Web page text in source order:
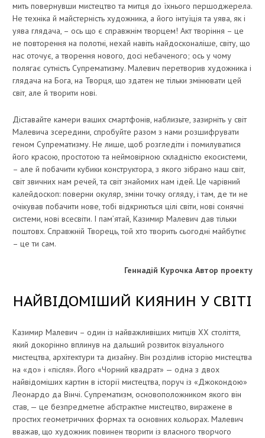
мить повернувши мистецтво та митця до їхнього першоджерела.
Не техніка й майстерність художника, а його інтуїція та уява, як і
уява глядача, – ось що є справжнім творцем! Акт творіння – це
не повторення на полотні, нехай навіть найдосконаліше, світу, що
нас оточує, а творення нового, досі небаченого; ось у чому
полягає сутність Супрематизму. Малевич перетворив художника і
глядача на Бога, на Творця, що здатен не тільки змінювати цей
світ, але й творити нові.
Діставайте камери ваших смартфонів, наблизьте, зазирніть у світ
Малевича зсередини, спробуйте разом з нами розшифрувати
геном Супрематизму. Не лише, щоб розгледіти і помилуватися
його красою, простотою та неймовірною складністю екосистеми,
– але й побачити кубики конструктора, з якого зібрано наш світ,
світ звичних нам речей, та світ знайомих нам ідей. Це чарівний
калейдоскоп: поверни окуляр, зміни точку огляду, і там, де ти не
очікував побачити нове, тобі відкриються цілі світи, нові сонячні
системи, нові всесвіти. І пам’ятай, Казимир Малевич дав тільки
поштовх. Справжній Творець, той хто творить сьогодні майбутнє
– це ти сам.
Геннадій Курочка Автор проекту
НАЙВІДОМІШИЙ КИЯНИН У СВІТІ
Казимир Малевич – один із найважливіших митців ХХ століття,
який докорінно вплинув на дальший розвиток візуального
мистецтва, архітектури та дизайну. Він розділив історію мистецтва
на «до» і «після». Його «Чорний квадрат» — одна з двох
найвідоміших картин в історії мистецтва, поруч із «Джокондою»
Леонардо да Вінчі. Супрематизм, основоположником якого він
став, — це безпредметне абстрактне мистецтво, виражене в
простих геометричних формах та основних кольорах. Малевич
вважав, що художник повинен творити із власного творчого